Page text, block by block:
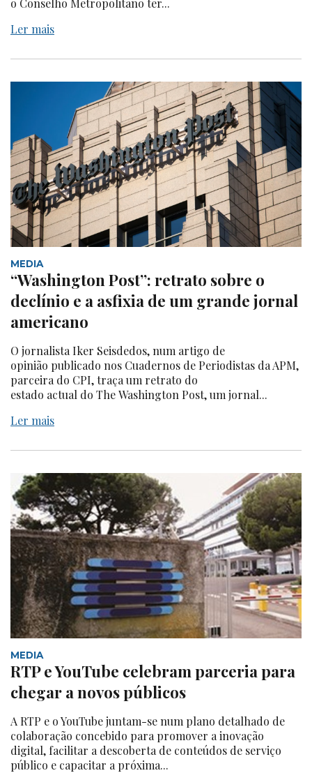
o Conselho Metropolitano ter...
Ler mais
MEDIA
“Washington Post”: retrato sobre o
declínio e a asfixia de um grande jornal
americano
O jornalista Iker Seisdedos, num artigo de
opinião publicado nos Cuadernos de Periodistas da APM,
parceira do CPI, traça um retrato do
estado actual do The Washington Post, um jornal...
Ler mais
MEDIA
RTP e YouTube celebram parceria para
chegar a novos públicos
A RTP e o YouTube juntam-se num plano detalhado de
colaboração concebido para promover a inovação
digital, facilitar a descoberta de conteúdos de serviço
público e capacitar a próxima...